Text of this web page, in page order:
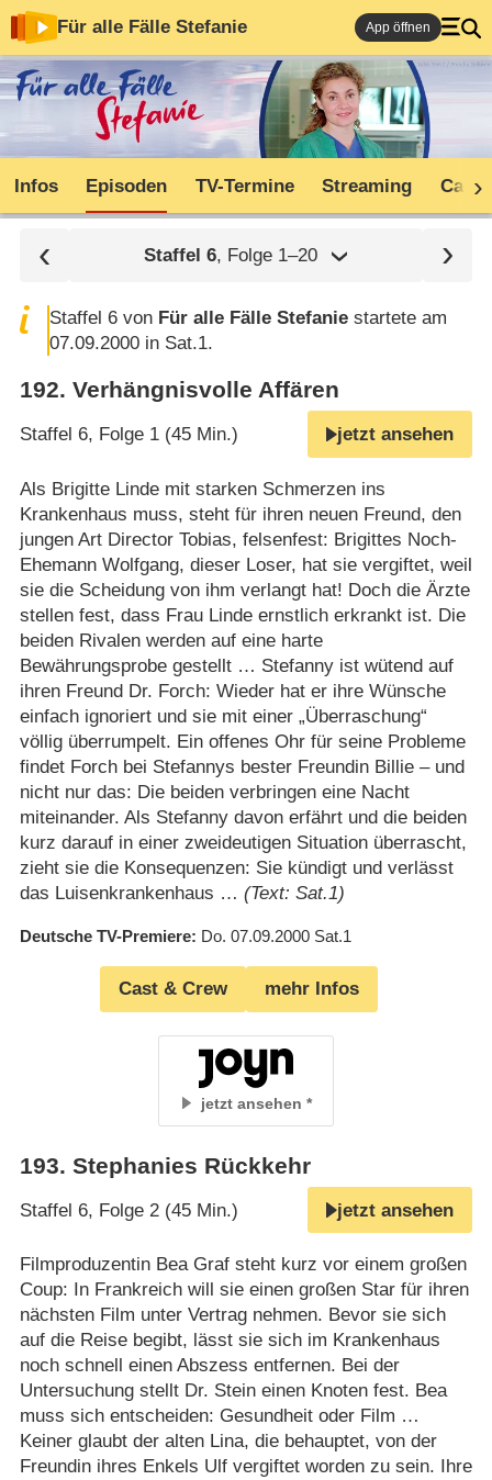
Für alle Fälle Stefanie App öffnen
Infos Episoden TV-Termine Streaming Cast
Staffel 6, Folge 1⁠–⁠20
Staffel 6 von Für alle Fälle Stefanie startete am
07.09.2000 in Sat.1.
192. Verhängnisvolle Affären
Staffel 6, Folge 1 (45 Min.) jetzt ansehen
Als Brigitte Linde mit starken Schmerzen ins
Krankenhaus muss, steht für ihren neuen Freund, den
jungen Art Director Tobias, felsenfest: Brigittes Noch-
Ehemann Wolfgang, dieser Loser, hat sie vergiftet, weil
sie die Scheidung von ihm verlangt hat! Doch die Ärzte
stellen fest, dass Frau Linde ernstlich erkrankt ist. Die
beiden Rivalen werden auf eine harte
Bewährungsprobe gestellt … Stefanny ist wütend auf
ihren Freund Dr. Forch: Wieder hat er ihre Wünsche
einfach ignoriert und sie mit einer „Überraschung“
völlig überrumpelt. Ein offenes Ohr für seine Probleme
findet Forch bei Stefannys bester Freundin Billie – und
nicht nur das: Die beiden verbringen eine Nacht
miteinander. Als Stefanny davon erfährt und die beiden
kurz darauf in einer zweideutigen Situation überrascht,
zieht sie die Konsequenzen: Sie kündigt und verlässt
das Luisenkrankenhaus … (Text: Sat.1)
Deutsche TV-Premiere Do. 07.09.2000 Sat.1
Cast & Crew mehr Infos
jetzt ansehen
193. Stephanies Rückkehr
Staffel 6, Folge 2 (45 Min.) jetzt ansehen
Filmproduzentin Bea Graf steht kurz vor einem großen
Coup: In Frankreich will sie einen großen Star für ihren
nächsten Film unter Vertrag nehmen. Bevor sie sich
auf die Reise begibt, lässt sie sich im Krankenhaus
noch schnell einen Abszess entfernen. Bei der
Untersuchung stellt Dr. Stein einen Knoten fest. Bea
muss sich entscheiden: Gesundheit oder Film …
Keiner glaubt der alten Lina, die behauptet, von der
Freundin ihres Enkels Ulf vergiftet worden zu sein. Ihre